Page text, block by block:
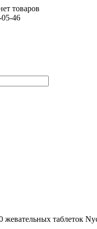
товаров
46
таблеток